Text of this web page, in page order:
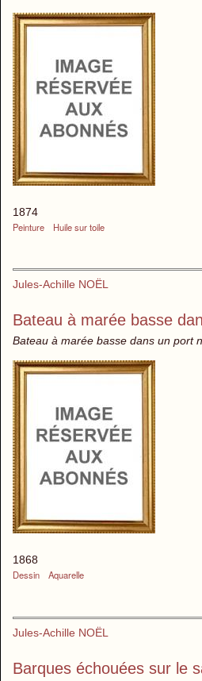
1874
Peinture
Huile sur toile
Jules-Achille NOËL
Bateau à marée basse
Bateau à marée basse dans un port
1868
Dessin
Aquarelle
Jules-Achille NOËL
Barques échouées sur le